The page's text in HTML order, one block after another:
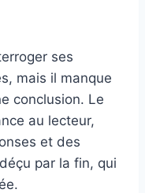
ses
mais il manque
conclusion. Le
au lecteur,
et des
par la fin, qui